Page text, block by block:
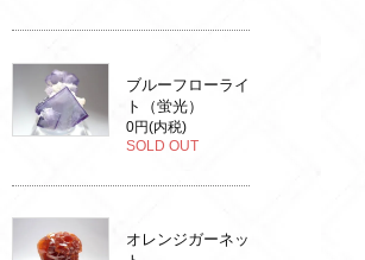
ブルーフローライ
ト（蛍光）
0円(内税)
SOLD OUT
オレンジガーネッ